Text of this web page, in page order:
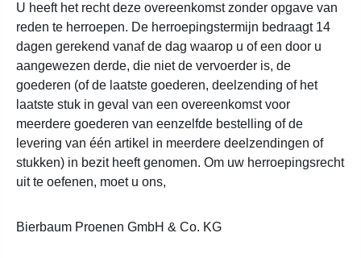
U heeft het recht deze overeenkomst zonder opgave van
reden te herroepen. De herroepingstermijn bedraagt 14
dagen gerekend vanaf de dag waarop u of een door u
aangewezen derde, die niet de vervoerder is, de
goederen (of de laatste goederen, deelzending of het
laatste stuk in geval van een overeenkomst voor
meerdere goederen van eenzelfde bestelling of de
levering van één artikel in meerdere deelzendingen of
stukken) in bezit heeft genomen. Om uw herroepingsrecht
uit te oefenen, moet u ons,
Bierbaum Proenen GmbH & Co. KG